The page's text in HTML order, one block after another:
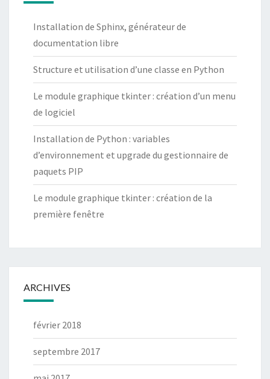
Installation de Sphinx, générateur de
documentation libre
Structure et utilisation d’une classe en Python
Le module graphique tkinter : création d’un menu
de logiciel
Installation de Python : variables
d’environnement et upgrade du gestionnaire de
paquets PIP
Le module graphique tkinter : création de la
première fenêtre
ARCHIVES
février 2018
septembre 2017